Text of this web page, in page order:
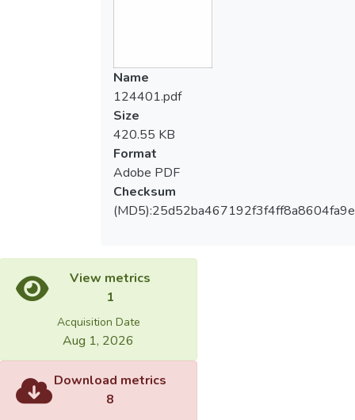
Name
124401.pdf
Size
420.55 KB
Format
Adobe PDF
Checksum
View metrics
1
Acquisition Date
Aug 1, 2026
Download metrics
8